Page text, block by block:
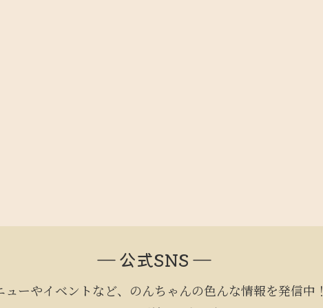
― 公式SNS ―
ューやイベントなど、のんちゃんの色んな情報を発信中！